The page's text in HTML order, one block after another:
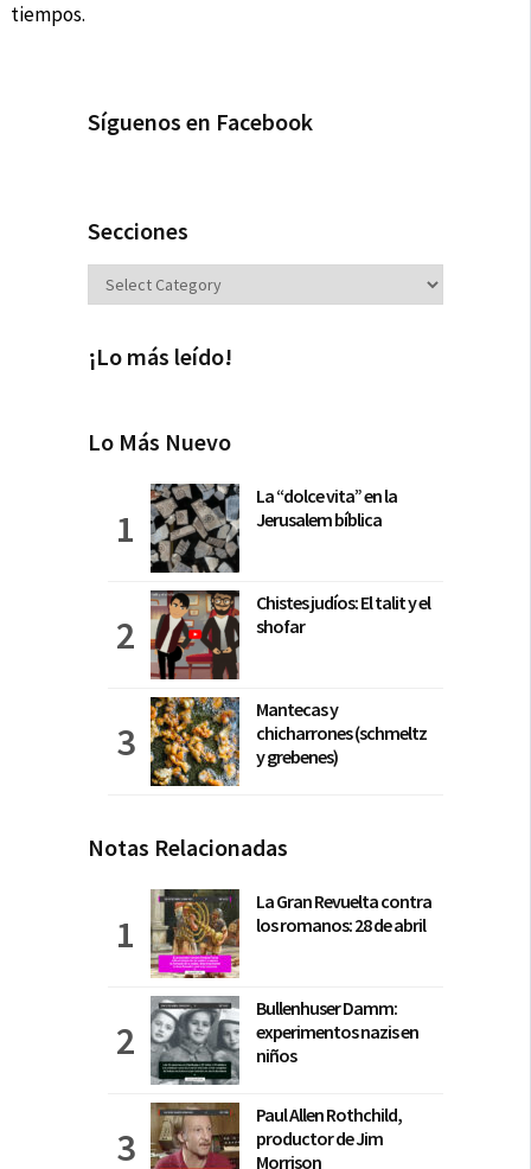
tiempos.
Síguenos en Facebook
Secciones
Secciones
¡Lo más leído!
Lo Más Nuevo
La “dolce vita” en la
Jerusalem bíblica
Chistes judíos: El talit y el
shofar
Mantecas y
chicharrones (schmeltz
y grebenes)
Notas Relacionadas
La Gran Revuelta contra
los romanos: 28 de abril
Bullenhuser Damm:
experimentos nazis en
niños
Paul Allen Rothchild,
productor de Jim
Morrison